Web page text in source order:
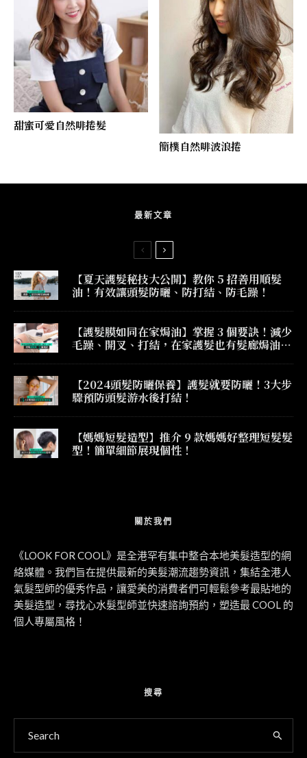
甜蜜可愛自然啡捲髮
簡樸自然啡波浪捲
最新文章
【夏天護髮秘技大公開】教你 5 招善用順髮
油！有效讓頭髮防曬、防打結、防毛躁！
【護髮膜如同在家焗油】掌握 3 個要訣！減少
毛躁、開叉、打結，在家護髮也有髮廊焗油效
【2024頭髮防曬保養】護髮就要防曬！3大步
驟預防頭髮游水後打結！
【媽媽短髮造型】推介 9 款媽媽好整理短髮髮
型！簡單細節展現個性！
關於我們
《LOOK FOR COOL》是全港罕有集中整合本地美髮造型的網
絡媒體。我們旨在提供最新的美髮潮流趨勢資訊，集結全港人
氣髮型師的優秀作品，讓愛美的消費者們可輕鬆參考最貼地的
美髮造型，尋找心水髮型師並快速諮詢預約，塑造最 COOL 的
個人專屬風格！
搜尋